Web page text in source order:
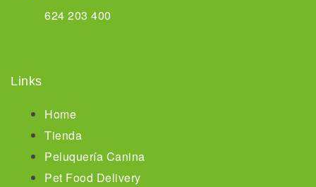
624 203 400
Links
Home
Tienda
Peluquería Canina
Pet Food Delivery